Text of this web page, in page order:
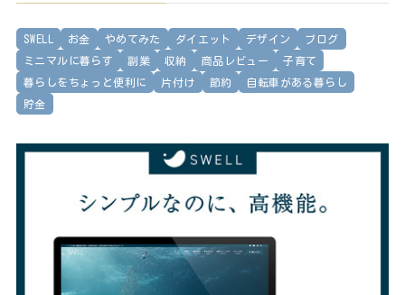
SWELL お金 やめてみた ダイエット デザイン
ブログ
ミニマルに暮らす
副業 収納 商品レビュー
子育て
暮らしをちょっと便利に
片付け 節約
自転車がある暮らし
貯金